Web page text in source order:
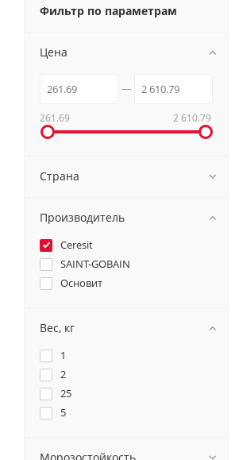
Фильтр по параметрам
Цена
261.69 2 610.79
Страна
Производитель
Ceresit
SAINT-GOBAIN
Основит
Вес, кг
1
2
25
5